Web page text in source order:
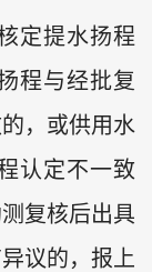
定提水扬程
程与经批复
，或供用水
认定不一致
复核后出具
议的，报上